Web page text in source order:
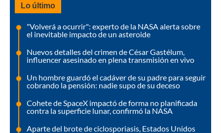
Lo último
"Volverá a ocurrir": experto de la NASA alerta sobre
el inevitable impacto de un asteroide
Nuevos detalles del crimen de César Gastélum,
influencer asesinado en plena transmisión en vivo
Un hombre guardó el cadáver de su padre para seguir
cobrando la pensión: nadie supo de su deceso
Cohete de SpaceX impactó de forma no planificada
contra la superficie lunar, confirmó la NASA
Aparte del brote de ciclosporiasis, Estados Unidos